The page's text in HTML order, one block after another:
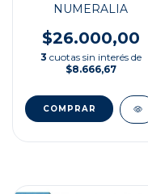
NUMERALIA
$26.000,00
3 cuotas sin interés de
$8.666,67